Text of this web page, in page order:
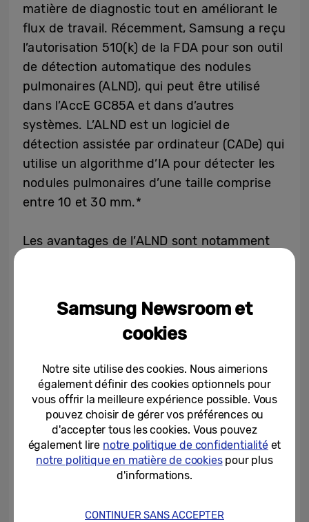
matière de diagnostic tout en améliorant le
flux de travail. Récemment, Samsung a reçu
l’autorisation 510(k) de la FDA pour son outil
de détection automatique des nodules
pulmonaires (ALND), qui peut être utilisé
dans l’AccE GC85A et dans d’autres
systèmes. L’ALND est un logiciel de
détection assistée par ordinateur (CADe) qui
utilise un algorithme d’IA pour détecter les
nodules pulmonaires d’une taille comprise
entre 10 et 30 mm.*
Les avantages de l’ALND sont notamment
suspects sur les radiographies du thorax.
Offre la possibilité (Autorun) d’effectuer
automatiquement la détection des nodules
immédiatement après la radiographie
thoracique, ainsi que des options de
transmission PACS adaptées à
l’environnement hospitalier, ce qui simplifie
le flux de travail de l’utilisateur.
L’ALND a été vérifiée cliniquement par de
approuvée avec une sensibilité de 80 % ou
Samsung Newsroom et
cookies
Notre site utilise des cookies. Nous aimerions
également définir des cookies optionnels pour
vous offrir la meilleure expérience possible. Vous
pouvez choisir de gérer vos préférences ou
d'accepter tous les cookies. Vous pouvez
également lire notre politique de confidentialitéet
notre politique en matière de cookiespour plus
d'informations.
CONTINUER SANS ACCEPTER